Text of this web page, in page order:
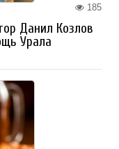
185
Данил Козлов
Урала